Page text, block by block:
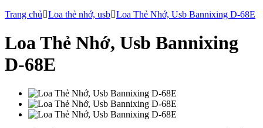
Trang chủ
Loa thẻ nhớ, usb Loa Thẻ Nhớ, Usb Bannixing D-68E
Loa Thẻ Nhớ, Usb Bannixing
D-68E